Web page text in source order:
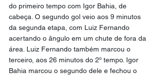
do primeiro tempo com Igor Bahia, de
cabeça. O segundo gol veio aos 9 minutos
da segunda etapa, com Luiz Fernando
acertando o ângulo em um chute de fora da
área. Luiz Fernando também marcou o
terceiro, aos 26 minutos do 2º tempo. Igor
Bahia marcou o segundo dele e fechou o